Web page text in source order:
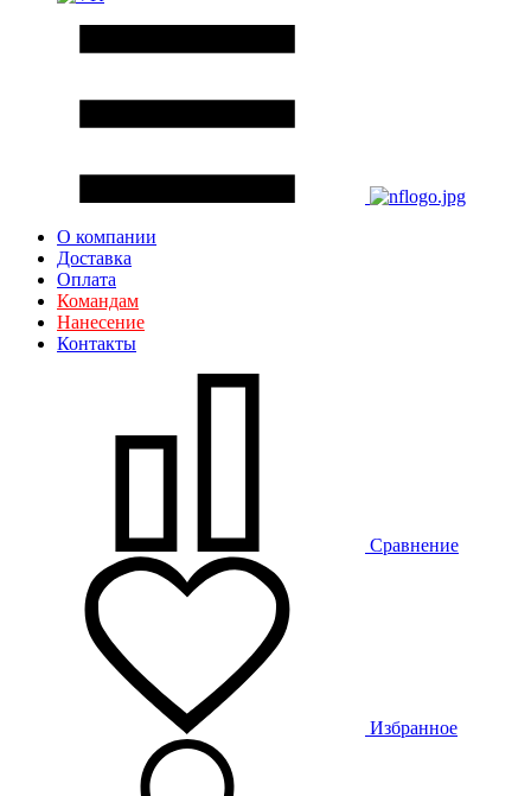
О компании
Доставка
Оплата
Командам
Нанесение
Контакты
Сравнение
Избранное